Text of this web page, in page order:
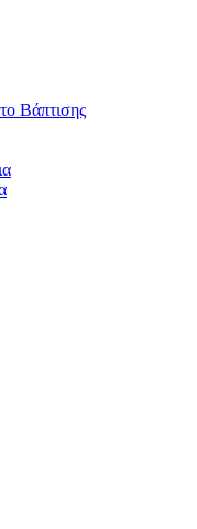
Βάπτισης